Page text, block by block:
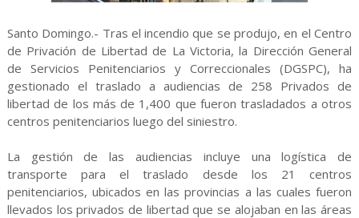
Santo Domingo.- Tras el incendio que se produjo, en el Centro
de Privación de Libertad de La Victoria, la Dirección General
de Servicios Penitenciarios y Correccionales (DGSPC), ha
gestionado el traslado a audiencias de 258 Privados de
libertad de los más de 1,400 que fueron trasladados a otros
centros penitenciarios luego del siniestro.
La gestión de las audiencias incluye una logística de
transporte para el traslado desde los 21 centros
penitenciarios, ubicados en las provincias a las cuales fueron
llevados los privados de libertad que se alojaban en las áreas